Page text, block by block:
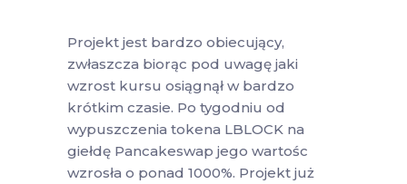
Projekt jest bardzo obiecujący,
zwłaszcza biorąc pod uwagę jaki
wzrost kursu osiągnął w bardzo
krótkim czasie. Po tygodniu od
wypuszczenia tokena LBLOCK na
giełdę Pancakeswap jego wartośc
wzrosła o ponad 1000%. Projekt już